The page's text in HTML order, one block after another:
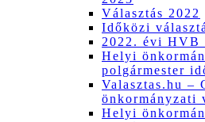
Választás 2022
Időközi
2022. évi HVB
Helyi
polgármester
Valasztas.hu –
önkormányzati
Helyi